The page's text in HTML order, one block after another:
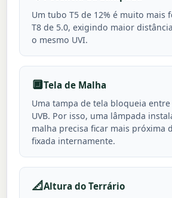
Um tubo T5 de 12% é muito mais
T8 de 5.0, exigindo maior
o mesmo UVI.
🔲Tela de Malha
Uma tampa de tela bloqueia entre
UVB. Por isso, uma lâmpada
malha precisa ficar mais próxima
fixada internamente.
📐Altura do Terrário